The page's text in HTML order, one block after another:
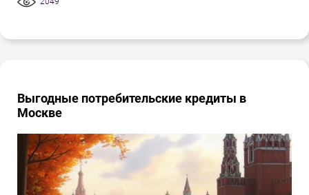
Выгодные потребительские кредиты в
Москве